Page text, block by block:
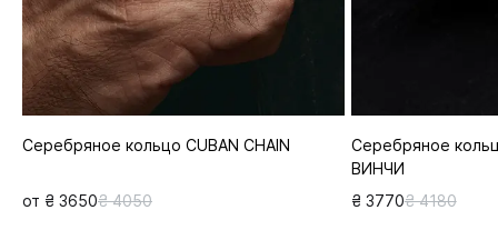
Серебряное кольцо CUBAN CHAIN
от ₴ 3650₴ 4050
Серебряное
ВИНЧИ
₴ 3770₴ 4180